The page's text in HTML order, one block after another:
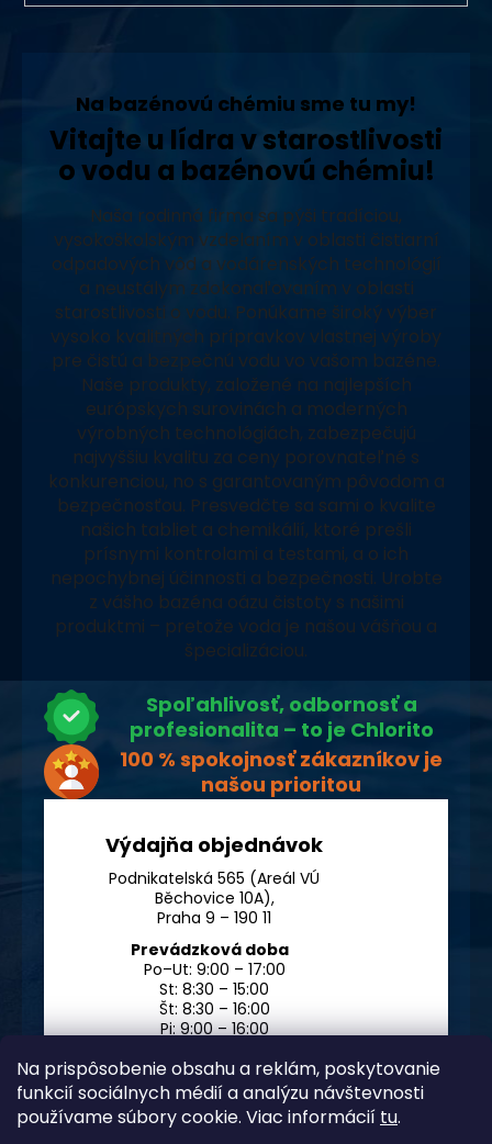
Na prispôsobenie obsahu a reklám, poskytovanie
funkcií sociálnych médií a analýzu návštevnosti
používame súbory cookie. Viac informácií tu.
Na bazénovú chémiu sme tu my!
Vitajte u lídra v starostlivosti
o vodu a bazénovú chémiu!
Naša rodinná firma sa pýši tradíciou,
vysokoškolským vzdelaním v oblasti čistiarní
odpadových vôd a vodárenských technológií
a neustálym zdokonaľovaním v oblasti
starostlivosti o vodu. Ponúkame široký výber
vysoko kvalitných prípravkov vlastnej výroby
pre čistú a bezpečnú vodu vo vašom bazéne.
Naše produkty, založené na najlepších
európskych surovinách a moderných
výrobných technológiách, zabezpečujú
najvyššiu kvalitu za ceny porovnateľné s
konkurenciou, no s garantovaným pôvodom a
bezpečnosťou. Presvedčte sa sami o kvalite
našich tabliet a chemikálií, ktoré prešli
prísnymi kontrolami a testami, a o ich
nepochybnej účinnosti a bezpečnosti. Urobte
z vášho bazéna oázu čistoty s našimi
produktmi – pretože voda je našou vášňou a
špecializáciou.
Spoľahlivosť, odbornosť a
profesionalita – to je Chlorito
100 % spokojnosť zákazníkov je
našou prioritou
Výdajňa objednávok
Podnikatelská 565 (Areál VÚ
Běchovice 10A),
Praha 9 – 190 11
Prevádzková doba
Po–Ut: 9:00 – 17:00
St: 8:30 – 15:00
Št: 8:30 – 16:00
Pi: 9:00 – 16:00